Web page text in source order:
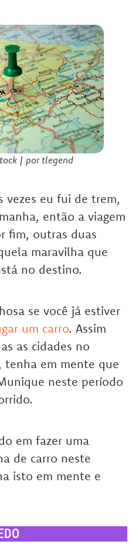
| por tlegend
vezes eu fui de trem,
então a viagem
fim, outras duas
maravilha que
no destino.
se você já estiver
um carro. Assim
as cidades no
tenha em mente que
neste período
em fazer uma
de carro neste
isto em mente e